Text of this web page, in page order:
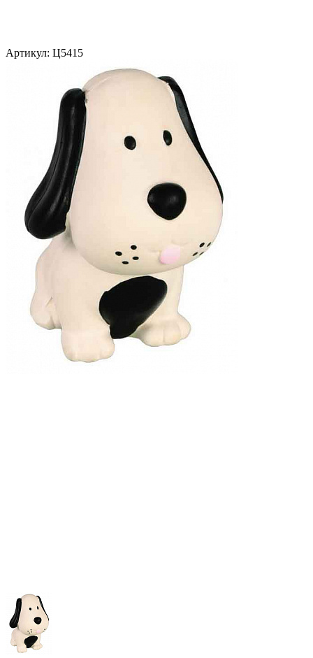
Артикул: Ц5415